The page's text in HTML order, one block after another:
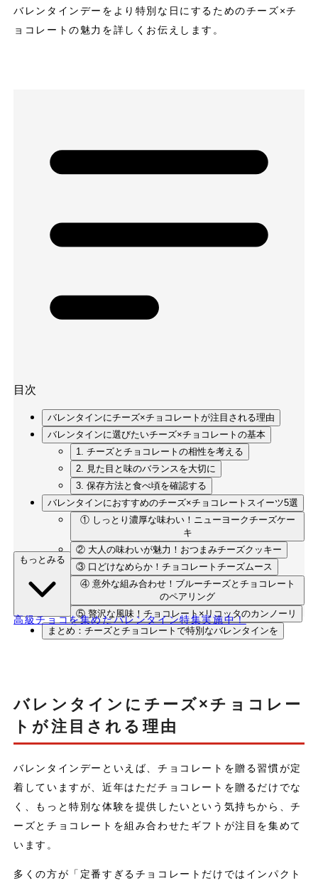
バレンタインデーをより特別な日にするためのチーズ×チ
ョコレートの魅力を詳しくお伝えします。
目次
バレンタインにチーズ×チョコレートが注目される理由
バレンタインに選びたいチーズ×チョコレートの基本
1. チーズとチョコレートの相性を考える
2. 見た目と味のバランスを大切に
3. 保存方法と食べ頃を確認する
バレンタインにおすすめのチーズ×チョコレートスイーツ5選
① しっとり濃厚な味わい！ニューヨークチーズケー
キ
② 大人の味わいが魅力！おつまみチーズクッキー
③ 口どけなめらか！チョコレートチーズムース
④ 意外な組み合わせ！ブルーチーズとチョコレート
のペアリング
⑤ 贅沢な風味！チョコレート×リコッタのカンノーリ
まとめ：チーズとチョコレートで特別なバレンタインを
もっとみる
高級チョコを集めたバレンタイン特集実施中！
バレンタインにチーズ×チョコレー
トが注目される理由
バレンタインデーといえば、チョコレートを贈る習慣が定
着していますが、近年はただチョコレートを贈るだけでな
く、もっと特別な体験を提供したいという気持ちから、チ
ーズとチョコレートを組み合わせたギフトが注目を集めて
います。
多くの方が「定番すぎるチョコレートだけではインパクト